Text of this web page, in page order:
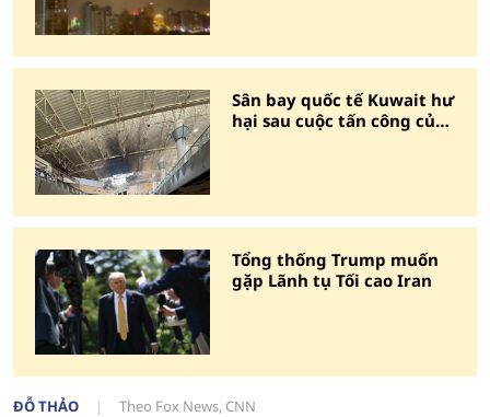
Sân bay quốc tế Kuwait hư
hại sau cuộc tấn công của
Tổng thống Trump muốn
gặp Lãnh tụ Tối cao Iran
ĐỖ THẢO Theo Fox News, CNN